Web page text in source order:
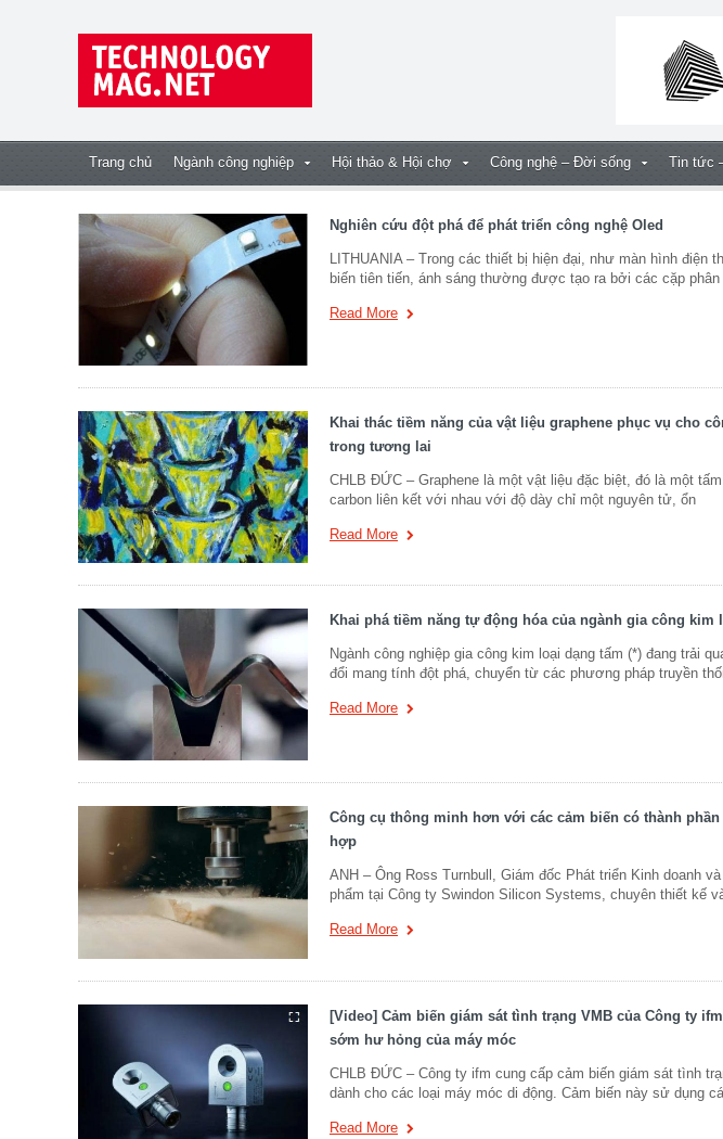
Trang chủ Ngành công nghiệp Hội thảo & Hội chợ Công nghệ – Đời sống Tin tức
Nghiên cứu đột phá để phát triển công nghệ Oled
LITHUANIA – Trong các thiết bị hiện đại, như màn hình điện
biến tiên tiến, ánh sáng thường được tạo ra bởi các cặp
Read More
Khai thác tiềm năng của vật liệu graphene phục vụ cho
trong tương lai
CHLB ĐỨC – Graphene là một vật liệu đặc biệt, đó là một
carbon liên kết với nhau với độ dày chỉ một nguyên tử, ổn
Read More
Khai phá tiềm năng tự động hóa của ngành gia công kim
Ngành công nghiệp gia công kim loại dạng tấm (*) đang trải
đổi mang tính đột phá, chuyển từ các phương pháp truyền
Read More
Công cụ thông minh hơn với các cảm biến có thành
hợp
ANH – Ông Ross Turnbull, Giám đốc Phát triển Kinh doanh
phẩm tại Công ty Swindon Silicon Systems, chuyên thiết kế
Read More
[Video] Cảm biến giám sát tình trạng VMB của Công ty
sớm hư hỏng của máy móc
CHLB ĐỨC – Công ty ifm cung cấp cảm biến giám sát tình
dành cho các loại máy móc di động. Cảm biến này sử dụng
Read More